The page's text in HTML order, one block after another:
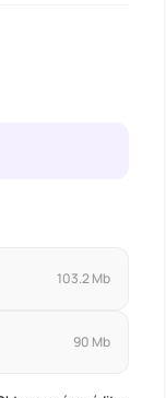
103.2 Mb
90 Mb